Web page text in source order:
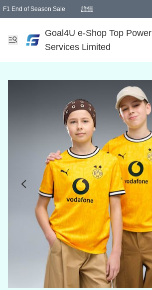
F1 End of Season Sale 詳情
Goal4U e-Shop Top Power
Services Limited